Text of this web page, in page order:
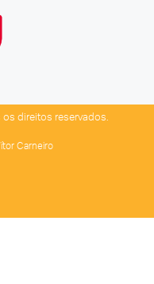
direitos reservados.
Carneiro